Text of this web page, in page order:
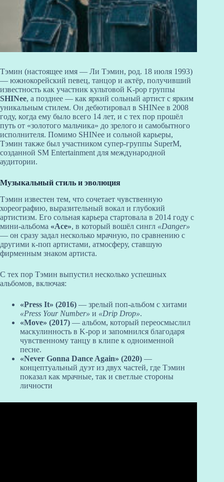
Тэмин (настоящее имя — Ли Тэмин, род. 18 июля 1993)
— южнокорейский певец, танцор и актёр, получивший
известность как участник культовой K-pop группы
SHINee, а позднее — как яркий сольный артист с ярким
уникальным стилем. Он дебютировал в SHINee в 2008
году, когда ему было всего 14 лет, и с тех пор прошёл
путь от «золотого мальчика» до зрелого и самобытного
исполнителя. Помимо SHINee и сольной карьеры,
Тэмин также был участником супер-группы SuperM,
созданной SM Entertainment для международной
аудитории.
Музыкальный стиль и эволюция
Тэмин известен тем, что сочетает чувственную
хореографию, выразительный вокал и глубокий
артистизм. Его сольная карьера стартовала в 2014 году с
мини-альбома «Ace», в который вошёл сингл «Danger»
— он сразу задал несколько мрачную, по сравнению с
другими к-поп артистами, атмосферу, ставшую
фирменным знаком артиста.
С тех пор Тэмин выпустил несколько успешных
альбомов, включая:
«Press It» (2016) — зрелый поп-альбом с хитами
«Press Your Number» и «Drip Drop».
«Move» (2017) — альбом, который переосмыслил
маскулинность в K-pop и запомнился благодаря
чувственному танцу в клипе к одноименной
песне.
«Never Gonna Dance Again» (2020) —
концептуальный дуэт из двух частей, где Тэмин
показал как мрачные, так и светлые стороны
личности